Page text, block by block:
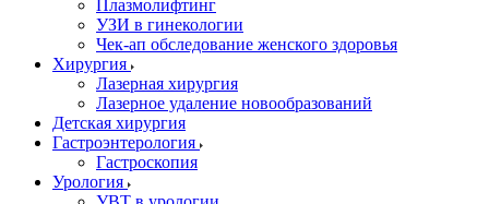
Плазмолифтинг
УЗИ в гинекологии
Чек-ап обследование женского здоровья
Хирургия
Лазерная хирургия
Лазерное удаление новообразований
Детская хирургия
Гастроэнтерология
Гастроскопия
Урология